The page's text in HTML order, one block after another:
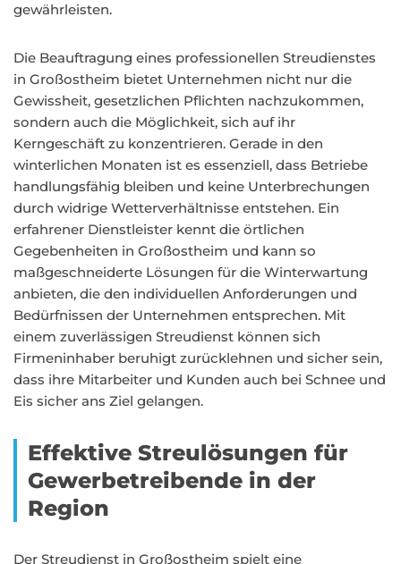
gewährleisten.
Die Beauftragung eines professionellen Streudienstes
in Großostheim bietet Unternehmen nicht nur die
Gewissheit, gesetzlichen Pflichten nachzukommen,
sondern auch die Möglichkeit, sich auf ihr
Kerngeschäft zu konzentrieren. Gerade in den
winterlichen Monaten ist es essenziell, dass Betriebe
handlungsfähig bleiben und keine Unterbrechungen
durch widrige Wetterverhältnisse entstehen. Ein
erfahrener Dienstleister kennt die örtlichen
Gegebenheiten in Großostheim und kann so
maßgeschneiderte Lösungen für die Winterwartung
anbieten, die den individuellen Anforderungen und
Bedürfnissen der Unternehmen entsprechen. Mit
einem zuverlässigen Streudienst können sich
Firmeninhaber beruhigt zurücklehnen und sicher sein,
dass ihre Mitarbeiter und Kunden auch bei Schnee und
Eis sicher ans Ziel gelangen.
Effektive Streulösungen für
Gewerbetreibende in der
Region
Der Streudienst in Großostheim spielt eine